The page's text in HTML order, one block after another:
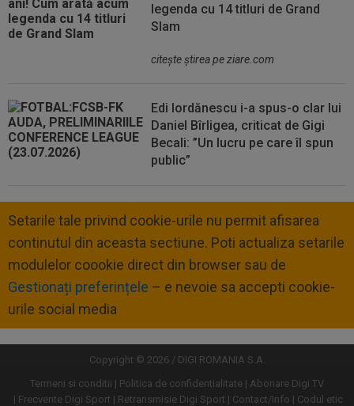
legenda cu 14 titluri de Grand
Slam
citeşte ştirea pe ziare.com
Edi Iordănescu i-a spus-o clar lui
Daniel Bîrligea, criticat de Gigi
Becali: ”Un lucru pe care îl spun
public”
Setarile tale privind cookie-urile nu permit afisarea
continutul din aceasta sectiune. Poti actualiza setarile
modulelor coookie direct din browser sau de
Gestionați preferințele – e nevoie sa accepti cookie-
urile social media
Copyright © 2026 / DIGI ROMANIA S.A.
Termeni si conditii
Politica de confidentialitate
Abonare Digi TV
Frecvente Digi Sport
Retransmisie Digi Sport Contact/Info
Codul etic